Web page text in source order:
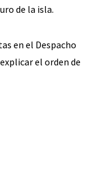
de la isla.
en el Despacho
el orden de